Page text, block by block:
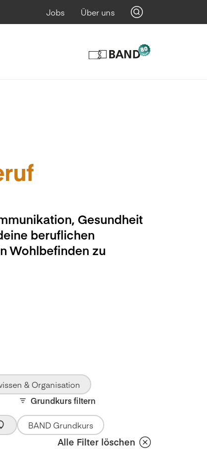
Jobs Über uns
Gesundheit
beruflichen
Wohlbefinden zu
& Organisation
Grundkurs filtern
BAND Grundkurs
Alle Filter löschen